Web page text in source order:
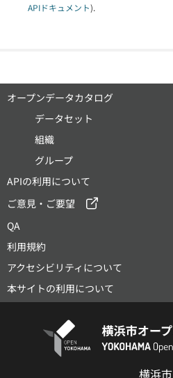
APIドキュメント).
オープンデータカタログ
データセット
組織
グループ
APIの利用について
ご意見・ご要望
QA
利用規約
アクセシビリティについて
本サイトの利用について
横浜市